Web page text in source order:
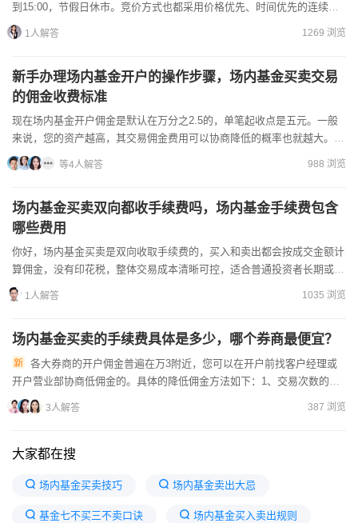
到15:00，节假日休市。竞价方式也都采用价格优先、时间优先的连续竞
价和集合竞价。涨跌幅限制方面，主板股票和多...
1人解答 1269 浏览
新手办理场内基金开户的操作步骤，场内基金买卖交易
的佣金收费标准
现在场内基金开户佣金是默认在万分之2.5的，单笔起收点是五元。一般
来说，您的资产越高，其交易佣金费用可以协商降低的概率也就越大。您
在开户前可以提前联系好线上的开户经理，想开户经理索要低...
等4人解答 988 浏览
场内基金买卖双向都收手续费吗，场内基金手续费包含
哪些费用
你好，场内基金买卖是双向收取手续费的，买入和卖出都会按成交金额计
算佣金，没有印花税，整体交易成本清晰可控，适合普通投资者长期或波
段操作。场内基金手续费构成与收取规则：1、交易佣金是核心...
1人解答 1035 浏览
场内基金买卖的手续费具体是多少，哪个券商最便宜？
开户营业部协商低佣金的。具体的降低佣金方法如下：1、交易次数的频
繁是会影响到工作人员给出优惠方案的。2、找券商的客户经理，是...
3人解答 387 浏览
大家都在搜
场内基金买卖技巧 场内基金卖出大忌
基金七不买三不卖口诀 场内基金买入卖出规则